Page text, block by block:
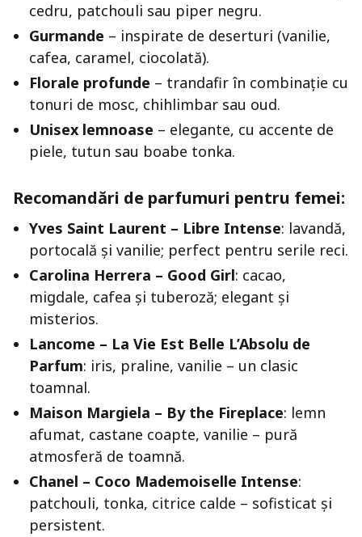
cedru, patchouli sau piper negru.
Gurmande – inspirate de deserturi (vanilie,
cafea, caramel, ciocolată).
Florale profunde – trandafir în combinație cu
tonuri de mosc, chihlimbar sau oud.
Unisex lemnoase – elegante, cu accente de
piele, tutun sau boabe tonka.
Recomandări de parfumuri pentru femei:
Yves Saint Laurent – Libre Intense: lavandă,
portocală și vanilie; perfect pentru serile reci.
Carolina Herrera – Good Girl: cacao,
migdale, cafea și tuberoză; elegant și
misterios.
Lancome – La Vie Est Belle L’Absolu de
Parfum: iris, praline, vanilie – un clasic
toamnal.
Maison Margiela – By the Fireplace: lemn
afumat, castane coapte, vanilie – pură
atmosferă de toamnă.
Chanel – Coco Mademoiselle Intense:
patchouli, tonka, citrice calde – sofisticat și
persistent.